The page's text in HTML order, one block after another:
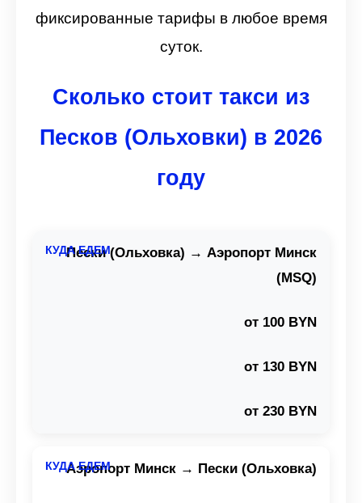
фиксированные тарифы в любое время
суток.
Сколько стоит такси из
Песков (Ольховки) в 2026
году
Пески (Ольховка) → Аэропорт Минск
(MSQ)
от 100 BYN
от 130 BYN
от 230 BYN
Аэропорт Минск → Пески (Ольховка)